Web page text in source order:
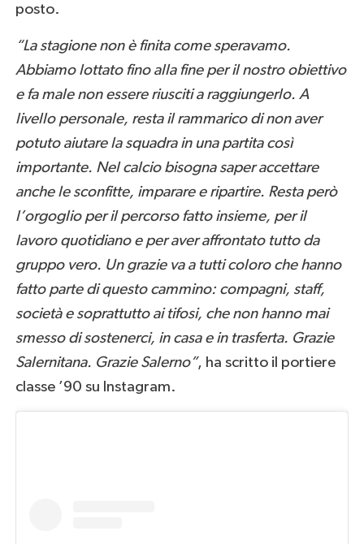
posto.
“La stagione non è finita come speravamo.
Abbiamo lottato fino alla fine per il nostro obiettivo
e fa male non essere riusciti a raggiungerlo. A
livello personale, resta il rammarico di non aver
potuto aiutare la squadra in una partita così
importante. Nel calcio bisogna saper accettare
anche le sconfitte, imparare e ripartire. Resta però
l’orgoglio per il percorso fatto insieme, per il
lavoro quotidiano e per aver affrontato tutto da
gruppo vero. Un grazie va a tutti coloro che hanno
fatto parte di questo cammino: compagni, staff,
società e soprattutto ai tifosi, che non hanno mai
smesso di sostenerci, in casa e in trasferta. Grazie
Salernitana. Grazie Salerno”, ha scritto il portiere
classe ’90 su Instagram.